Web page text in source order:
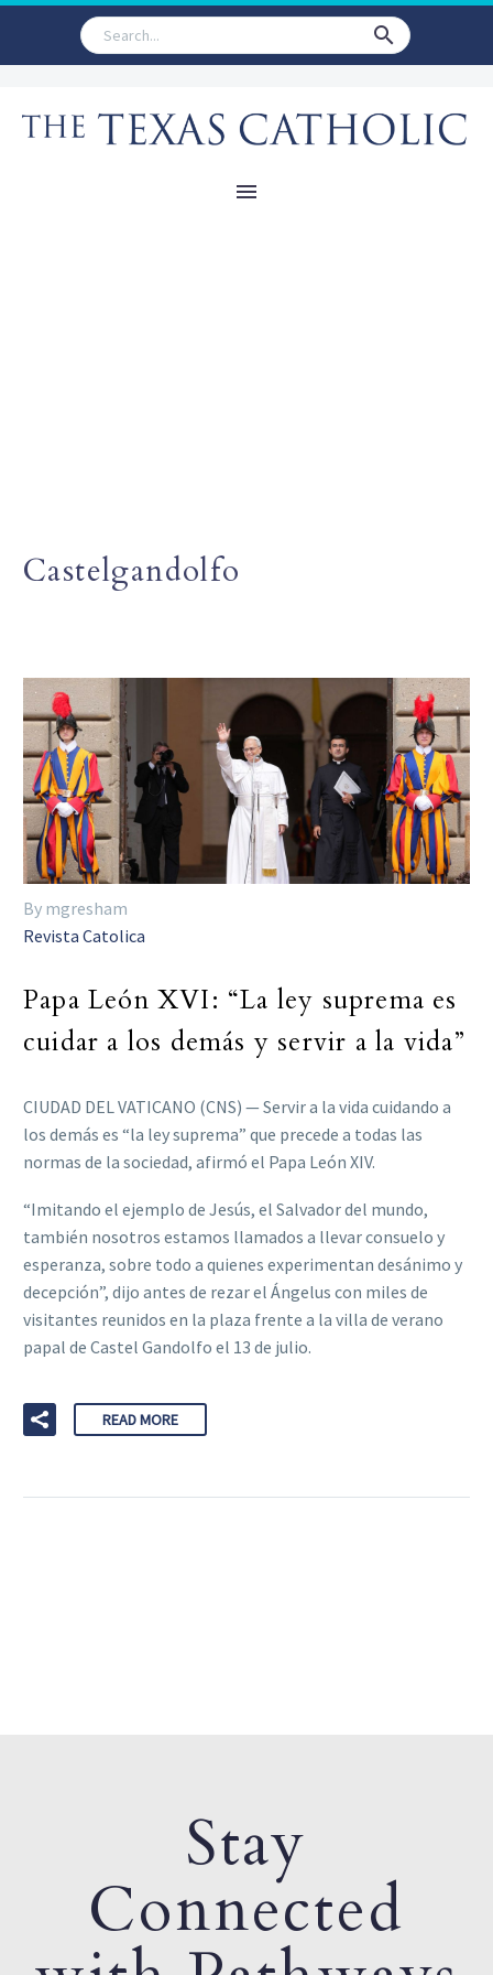
Castelgandolfo
By mgresham
Revista Catolica
Papa León XVI: “La ley suprema es
cuidar a los demás y servir a la vida”
CIUDAD DEL VATICANO (CNS) — Servir a la vida cuidando a
los demás es “la ley suprema” que precede a todas las
normas de la sociedad, afirmó el Papa León XIV.
“Imitando el ejemplo de Jesús, el Salvador del mundo,
también nosotros estamos llamados a llevar consuelo y
esperanza, sobre todo a quienes experimentan desánimo y
decepción”, dijo antes de rezar el Ángelus con miles de
visitantes reunidos en la plaza frente a la villa de verano
papal de Castel Gandolfo el 13 de julio.
READ MORE
Stay
Connected